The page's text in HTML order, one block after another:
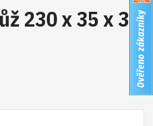
230 x 35 x 3